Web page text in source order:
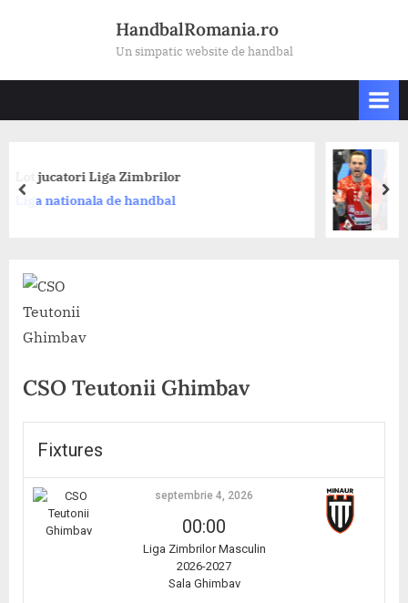
HandbalRomania.ro
Un simpatic website de handbal
Zimbrilor
de handbal
Dinamo își
Akimenko a
României!
CS Dinamo
prev
CSO Teutonii Ghimbav
Fixtures
septembrie 4, 2026
00:00
Liga Zimbrilor Masculin
2026-2027
Sala Ghimbav